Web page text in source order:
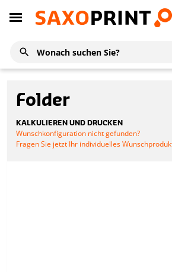
Folder
KALKULIEREN UND DRUCKEN
Wunschkonfiguration nicht gefunden?
Fragen Sie jetzt Ihr individuelles